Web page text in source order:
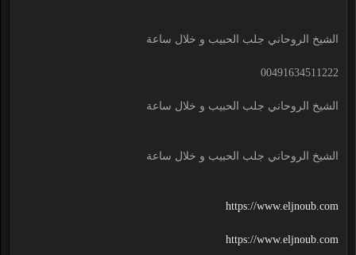
الشيخ الروحاني جلب الحبيب و خلال ساعة
00491634511222
الشيخ الروحاني جلب الحبيب و خلال ساعة
الشيخ الروحاني جلب الحبيب و خلال ساعة
https://www.eljnoub.com
https://www.eljnoub.com